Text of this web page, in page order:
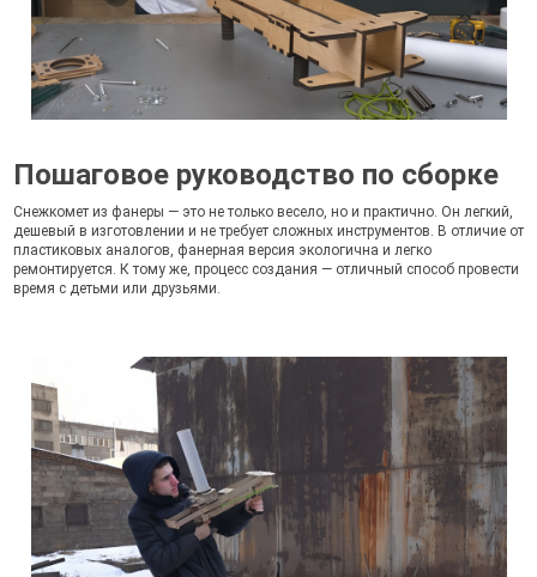
Пошаговое руководство по сборке
Снежкомет из фанеры — это не только весело, но и практично. Он легкий,
дешевый в изготовлении и не требует сложных инструментов. В отличие от
пластиковых аналогов, фанерная версия экологична и легко
ремонтируется. К тому же, процесс создания — отличный способ провести
время с детьми или друзьями.